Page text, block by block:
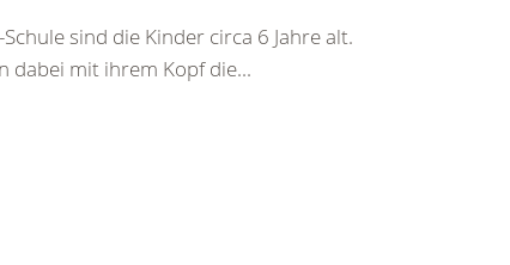
sind die Kinder circa 6 Jahre alt.
dabei mit ihrem Kopf die...